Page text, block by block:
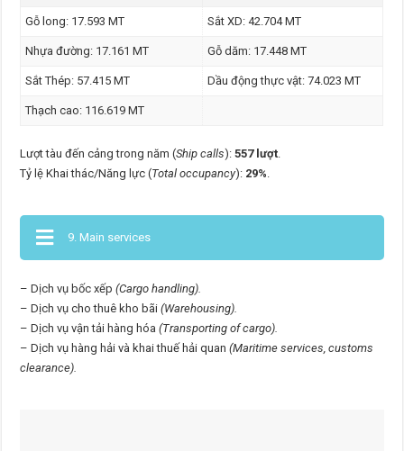
Gỗ long: 17.593 MT Sắt XD: 42.704 MT
Nhựa đường: 17.161 MT Gỗ dăm: 17.448 MT
Sắt Thép: 57.415 MT Dầu động thực vật: 74.023 MT
Thạch cao: 116.619 MT
Lượt tàu đến cảng trong năm (Ship calls):557 lượt
Tỷ lệ Khai thác/Năng lực (Total occupancy): 29%
9. Main services
– Dịch vụ bốc xếp(Cargo handling).
– Dịch vụ cho thuê kho bãi(Warehousing).
– Dịch vụ vận tải hàng hóa(Transporting of cargo).
– Dịch vụ hàng hải và khai thuế hải quan(Maritime services, customs
clearance).